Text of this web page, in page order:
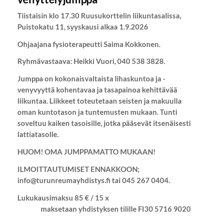
Tiistaisin klo 17.30 Ruusukorttelin liikuntasalissa,
Puistokatu 11, syyskausi alkaa 1.9.2026
Ohjaajana fysioterapeutti Saima Kokkonen.
Ryhmävastaava: Heikki Vuori, 040 538 3828.
Jumppa on kokonaisvaltaista lihaskuntoa ja -
venyvyyttä kohentavaa ja tasapainoa kehittävää
liikuntaa. Liikkeet toteutetaan seisten ja makuulla
oman kuntotason ja tuntemusten mukaan. Tunti
soveltuu kaiken tasoisille, jotka pääsevät itsenäisesti
lattiatasolle.
HUOM! OMA JUMPPAMATTO MUKAAN!
ILMOITTAUTUMISET ENNAKKOON;
info@turunreumayhdistys.fi tai 045 267 0404.
Lukukausimaksu 85 € / 15 x
maksetaan yhdistyksen tilille FI30 5716 9020